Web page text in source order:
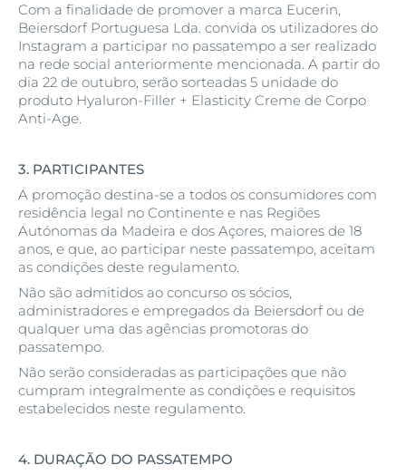
Com a finalidade de promover a marca Eucerin,
Beiersdorf Portuguesa Lda. convida os utilizadores do
Instagram a participar no passatempo a ser realizado
na rede social anteriormente mencionada. A partir do
dia 22 de outubro, serão sorteadas 5 unidade do
produto Hyaluron-Filler + Elasticity Creme de Corpo
Anti-Age.
3. PARTICIPANTES
A promoção destina-se a todos os consumidores com
residência legal no Continente e nas Regiões
Autónomas da Madeira e dos Açores, maiores de 18
anos, e que, ao participar neste passatempo, aceitam
as condições deste regulamento.
Não são admitidos ao concurso os sócios,
administradores e empregados da Beiersdorf ou de
qualquer uma das agências promotoras do
passatempo.
Não serão consideradas as participações que não
cumpram integralmente as condições e requisitos
estabelecidos neste regulamento.
4. DURAÇÃO DO PASSATEMPO